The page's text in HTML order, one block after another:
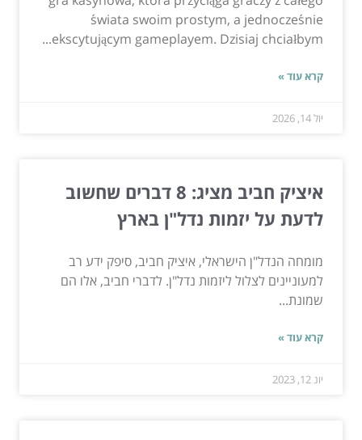
świata swoim prostym, a jednocześnie
ekscytującym gameplayem. Dzisiaj chciałbym...
קרא עוד »
יול 14, 2026
איציק חביב מציג: 8 דברים שחשוב
לדעת על יזמות נדל"ן בארץ
מומחה הנדל"ן הישראלי, איציק חביב, סיפק ידע רב
למעוניינים לצלול ליזמות נדל"ן. לדברי חביב, אלו הם
שמונת...
קרא עוד »
יונ 12, 2023